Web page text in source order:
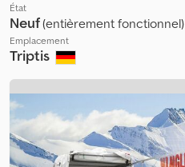
État
Neuf(entièrement fonctionnel)
Emplacement
Triptis